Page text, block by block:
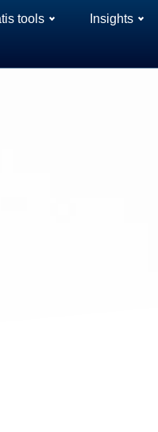
tools Insights